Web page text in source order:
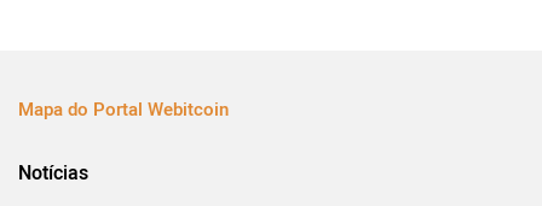
Mapa do Portal Webitcoin
Notícias